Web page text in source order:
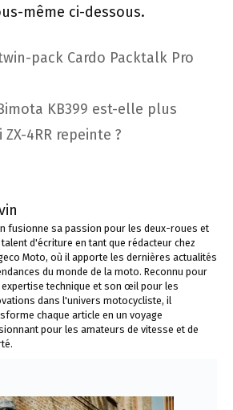
même ci-dessous.
pack Cardo Packtalk Pro
KB399 est-elle plus
4RR repeinte ?
fusionne sa passion pour les deux-roues et
d'écriture en tant que rédacteur chez
Moto, où il apporte les dernières actualités
du monde de la moto. Reconnu pour
technique et son œil pour les
dans l'univers motocycliste, il
chaque article en un voyage
pour les amateurs de vitesse et de